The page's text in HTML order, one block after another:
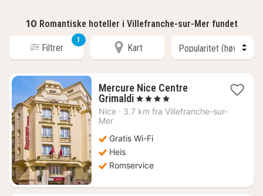
10 Romantiske hoteller i Villefranche-sur-Mer fundet
Filtrer
1
Kart
Mercure Nice Centre
Grimaldi1
natt
kr.
, 4 Stjerner
Nice · 3.7 km fra Villefranche-sur-
Mer
Gratis Wi-Fi
Heis
Romservice